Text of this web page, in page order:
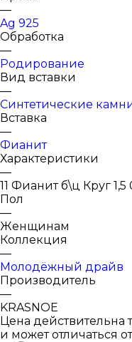
—
Ag 925
Обработка
—
Родирование
Вид вставки
—
Синтетические
Вставка
—
Фианит
Характеристики
—
11 Фианит б\ц Круг 1,5
Пол
—
Женщинам
Коллекция
—
Молодёжный драйв
Производитель
—
KRASNOE
Цена действительна
и может отличаться